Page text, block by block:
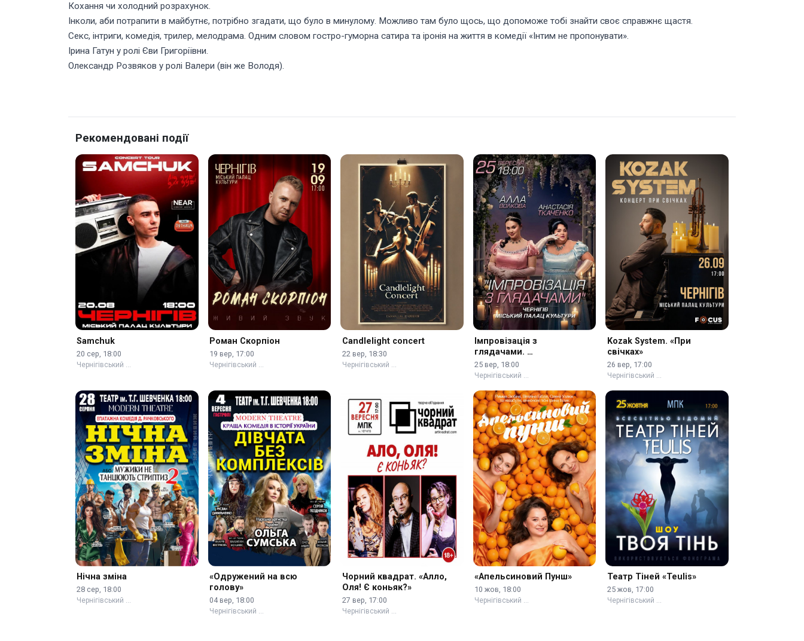
Кохання чи холодний розрахунок.
Інколи, аби потрапити в майбутнє, потрібно згадати, що було в минулому. Можливо там було щось, що допоможе тобі знайти своє справжнє щастя.
Секс, інтриги, комедія, трилер, мелодрама. Одним словом гостро-гуморна сатира та іронія на життя в комедії «Інтим не пропонувати».
Ірина Гатун у ролі Єви Григоріївни.
Олександр Розвяков у ролі Валери (він же Володя).
Рекомендовані події
Samchuk
20 сер, 18:00
Чернігівський …
Роман Скорпіон
19 вер, 17:00
Чернігівський …
Candlelight concert
22 вер, 18:30
Чернігівський …
Імпровізація з
глядачами. …
25 вер, 18:00
Чернігівський …
Kozak System. «При
свічках»
26 вер, 17:00
Чернігівський …
Нічна зміна
28 сер, 18:00
Чернігівський …
«Одружений на всю
голову»
04 вер, 18:00
Чернігівський …
Чорний квадрат. «Алло,
Оля! Є коньяк?»
27 вер, 17:00
Чернігівський …
«Апельсиновий Пунш»
10 жов, 18:00
Чернігівський …
Театр Тіней «Teulis»
25 жов, 17:00
Чернігівський …